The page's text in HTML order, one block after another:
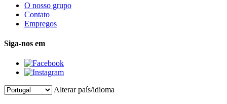
O nosso grupo
Contato
Empregos
Siga-nos em
Alterar país/idioma